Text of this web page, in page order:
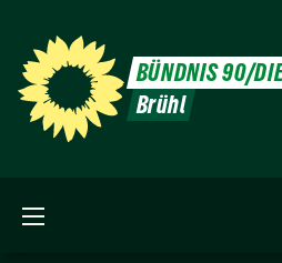
BÜNDNIS 90/
Brühl